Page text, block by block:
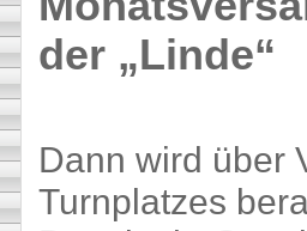
der „Linde“
Dann wird über
Turnplatzes